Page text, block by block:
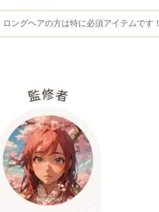
ングヘアの方は特に必須アイテムです！